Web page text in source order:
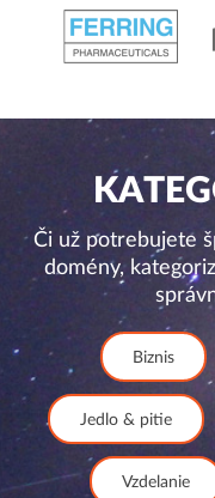
Či už potrebujete
domény,
Biznis
Jedlo & pitie
Vzdelanie